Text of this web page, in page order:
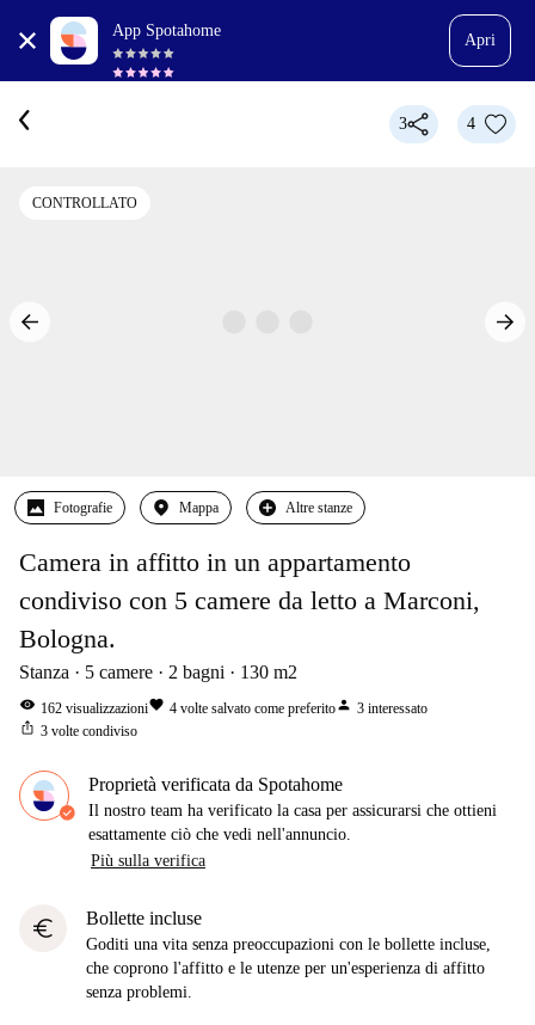
App Spotahome
Apri
3 4
CONTROLLATO
Fotografie Mappa Altre stanze
Camera in affitto in un appartamento
condiviso con 5 camere da letto a Marconi,
Bologna.
Stanza 5 camere 2 bagni 130 m2
visibility 162 visualizzazionifavorite 4 volte salvato come preferitoperson 3 interessato
ios_share 3 volte condiviso
Proprietà verificata da Spotahome
Il nostro team ha verificato la casa per assicurarsi che ottieni
esattamente ciò che vedi nell'annuncio.
Più sulla verifica
euro Bollette incluse
Goditi una vita senza preoccupazioni con le bollette incluse,
che coprono l'affitto e le utenze per un'esperienza di affitto
senza problemi.